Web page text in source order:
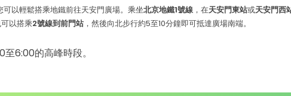
可以輕鬆搭乘地鐵前往天安門廣場。乘坐北京地鐵1號線 ，在天安門東站或天安門西
以搭乘2號線到前門站，然後向北步行約5至10分鐘即可抵達廣場南端。
6:00的高峰時段。